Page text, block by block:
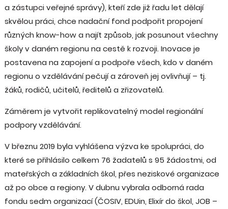
a zástupci veřejné správy), kteří zde již řadu let dělají
skvělou práci, chce nadační fond podpořit propojení
různých know-how a najít způsob, jak posunout všechny
školy v daném regionu na cestě k rozvoji. Inovace je
postavena na zapojení a podpoře všech, kdo v daném
regionu o vzdělávání pečují a zároveň jej ovlivňují – tj.
žáků, rodičů, učitelů, ředitelů a zřizovatelů.
Záměrem je vytvořit replikovatelný model regionální
podpory vzdělávání.
V březnu 2019 byla vyhlášena výzva ke spolupráci, do
které se přihlásilo celkem 76 žadatelů s 95 žádostmi, od
mateřských a základních škol, přes neziskové organizace
až po obce a regiony. V dubnu vybrala odborná rada
fondu sedm organizací (ČOSIV, EDUin, Elixír do škol, JOB –